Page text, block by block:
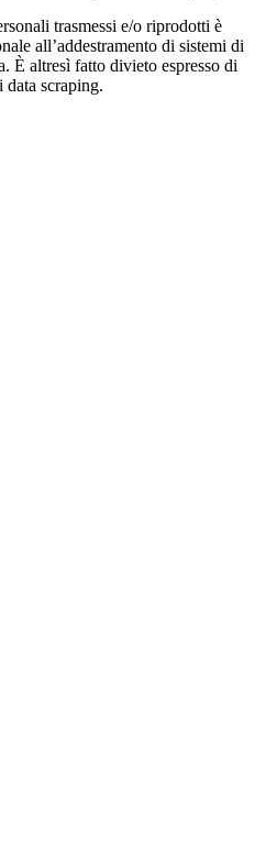
trasmessi e/o riprodotti è
all’addestramento di sistemi di
È altresì fatto divieto espresso di
scraping.